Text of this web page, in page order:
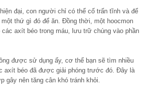
đại, con người chỉ có thể cố trấn tĩnh và để
thứ gì đó để ăn. Đồng thời, một hoocmon
axít béo trong máu, lưu trữ chúng vào phần
được sử dụng ấy, cơ thể bạn sẽ tìm nhiều
axít béo đã được giải phóng trước đó. Đây là
gây nên tăng cân khó tránh khỏi.